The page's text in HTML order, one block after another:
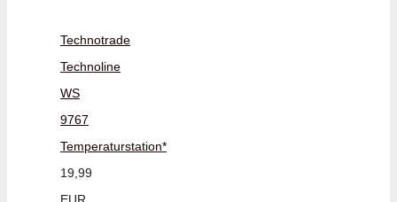
Technotrade
Technoline
WS
9767
Temperaturstation*
19,99